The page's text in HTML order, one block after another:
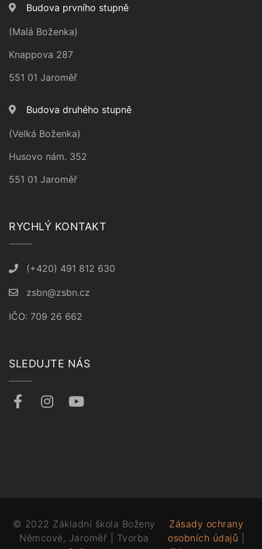
Budova prvního stupně
(Malá Boženka)
Knappova 287
551 01 Jaroměř
Budova druhého stupně
(Velká Boženka)
Husovo nám. 352
551 01 Jaroměř
RYCHLÝ KONTAKT
(+420) 491 812 630
zsbn@zsbn.cz
IČO: 709 26 662
SLEDUJTE NÁS
© 2022 Základní škola Boženy
Němcové, Jaroměř | Tvorba
Zásady ochrany
osobních údajů